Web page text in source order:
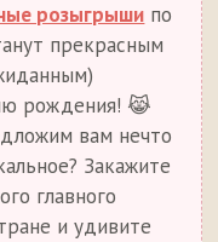
розыгрыши по
прекрасным
рождения! 😹
вам нечто
Закажите
главного
и удивите